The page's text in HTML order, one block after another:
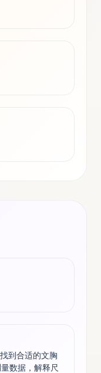
到合适的文胸
数据，解释尺